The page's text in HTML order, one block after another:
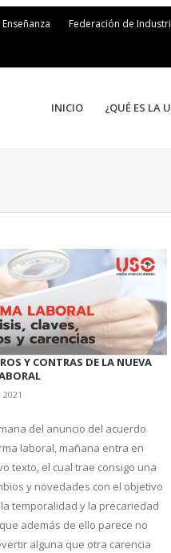
Federación de
INICIO ¿QUÉ ES LA
Y CONTRAS DE LA NUEVA
2021
del anuncio del acuerdo
laboral, mañana entra en
texto, el cual trae consigo una
y novedades con el objetivo
temporalidad y la precariedad
además de ello parece no
alguna que otra carencia